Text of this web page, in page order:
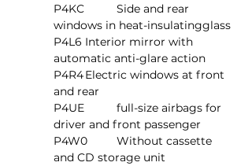
P4KC	Side and rear
windows in heat-insulatingglass
P4L6	Interior mirror with
automatic anti-glare action
P4R4	Electric windows at front
and rear
P4UE	full-size airbags for
driver and front passenger
P4W0	Without cassette
and CD storage unit